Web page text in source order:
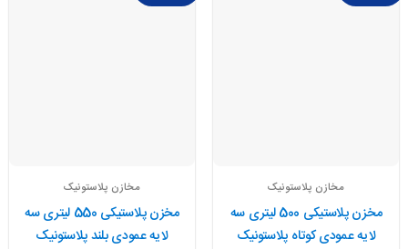
مخازن پلاستونیک
مخزن پلاستیکی 500 لیتری سه
لایه عمودی کوتاه پلاستونیک
مخازن پلاستونیک
مخزن پلاستیکی 550 لیتری سه
لایه عمودی بلند پلاستونیک